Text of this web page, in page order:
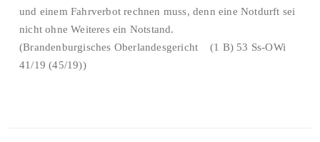
und einem Fahrverbot rechnen muss, denn eine Notdurft sei
nicht ohne Weiteres ein Notstand.
(Brandenburgisches Oberlandesgericht (1 B) 53 Ss-OWi
41/19 (45/19))